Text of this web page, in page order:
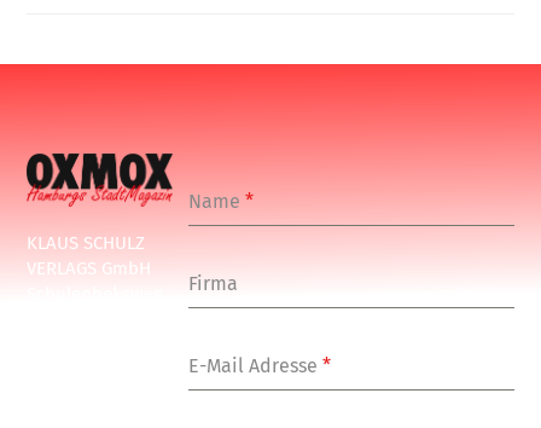
KLAUS SCHULZ
VERLAGS GmbH
Name*
Firma
E-Mail Adresse*